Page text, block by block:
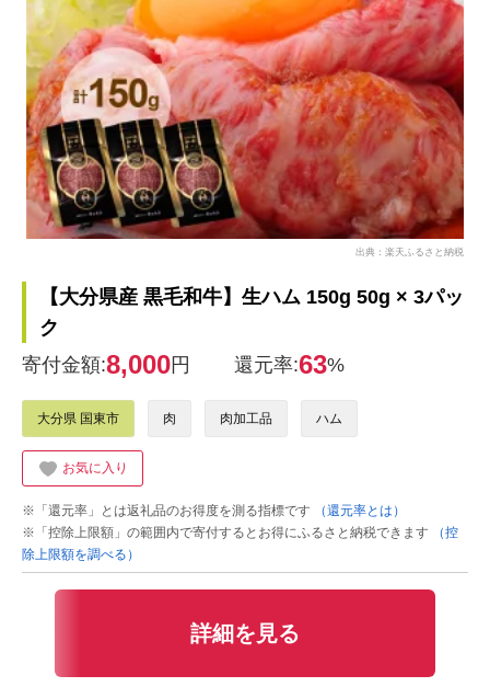
出典：楽天ふるさと納税
【大分県産 黒毛和牛】生ハム 150g 50g × 3パッ
ク
寄付金額:8,000円 還元率:63%
大分県 国東市 肉 肉加工品 ハム
お気に入り
※「還元率」とは返礼品のお得度を測る指標です
（還元率とは）
※「控除上限額」の範囲内で寄付するとお得にふるさと納税できます
（控
除上限額を調べる）
詳細を見る